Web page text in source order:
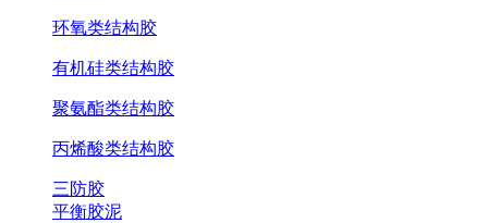
环氧类结构胶
有机硅类结构胶
聚氨酯类结构胶
丙烯酸类结构胶
三防胶
平衡胶泥